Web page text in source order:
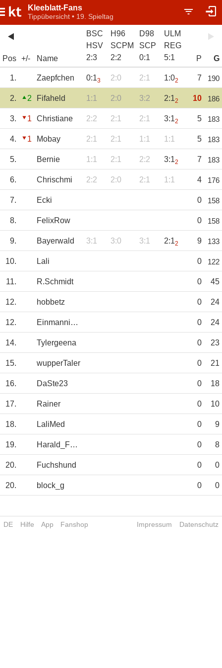
Kleeblatt-Fans
Tippübersicht • 19. Spieltag
Pos +/- Name
BSC
HSV
2:3
H96
SCPM
2:2
D98
SCP
0:1
ULM
REG
5:1 P G
1. Zaepfchen 0:13 2:0 2:1 1:02 7 190
2. 2 Fifaheld 1:1 2:0 3:2 2:12 10 186
3. 1 Christiane 2:2 2:1 2:1 3:12 5 183
4. 1 Mobay 2:1 2:1 1:1 1:1 5 183
5. Bernie 1:1 2:1 2:2 3:12 7 183
6. Chrischmi 2:2 2:0 2:1 1:1 4 176
7. Ecki 0 158
8. FelixRow 0 158
9. Bayerwald 3:1 3:0 3:1 2:12 9 133
10. Lali 0 122
11. R.Schmidt 0 45
12. hobbetz 0 24
12. Einmannimehr 0 24
14. Tylergeena 0 23
15. wupperTaler 0 21
16. DaSte23 0 18
17. Rainer 0 10
18. LaliMed 0 9
19. Harald_Fürth 0 8
20. Fuchshund 0 0
20. block_g 0 0
DE Hilfe App Fanshop Impressum Datenschutz